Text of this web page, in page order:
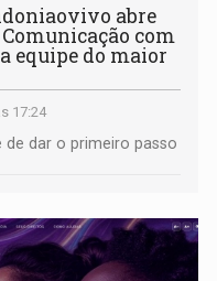
abre
com
equipe do maior
17:24
de dar o primeiro passo